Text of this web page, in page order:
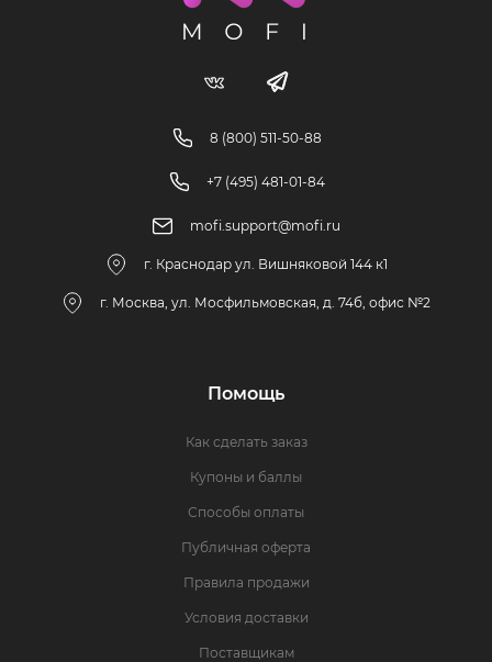
8 (800) 511-50-88
+7 (495) 481-01-84
mofi.support@mofi.ru
г. Краснодар ул. Вишняковой 144 к1
г. Москва, ул. Мосфильмовская, д. 74б, офис №2
Помощь
Как сделать заказ
Купоны и баллы
Способы оплаты
Публичная оферта
Правила продажи
Условия доставки
Поставщикам